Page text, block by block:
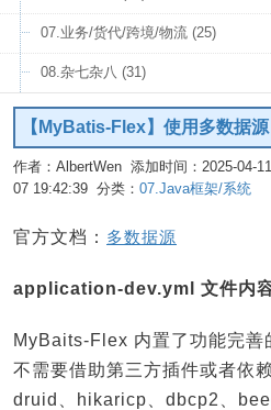
07.业务/货代/跨境/物流 (25)
08.杂七杂八 (31)
【MyBatis-Flex】使用多数据源
作者：AlbertWen 添加时间：2025-04-
07 19:42:39 分类： 07.Java框架/系统
官方文档： 多数据源
application-dev.yml 文件内容
MyBaits-Flex 内置了功能完善
不需要借助第三方插件或者依
druid、hikaricp、dbcp2、